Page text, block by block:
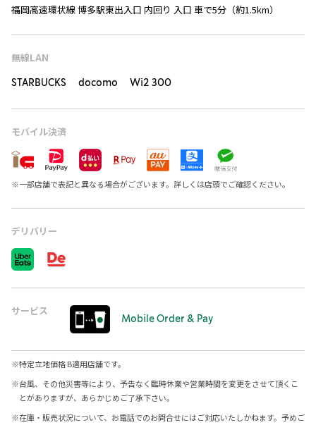
福岡高速環状線 博多駅東出入口 内回り 入口 車で5分（約1.5km）
無線LAN
STARBUCKS docomo Wi2 300
モバイル決済
※一部店舗で表記と異なる場合がございます。詳しくは店頭でご確認ください。
デリバリー
サービス
Mobile Order & Pay
※特定立地価格 B適用店舗です。
※台風、その他災害等により、予告なく臨時休業や営業時間を変更をさせて頂くこ
とがありますが、あらかじめご了承下さい。
※在庫・販売状況について、お電話でのお問合せにはご対応いたしかねます。予めご